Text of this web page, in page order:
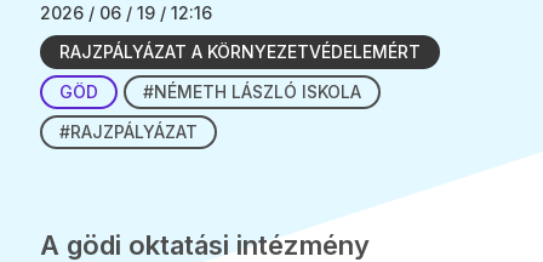
2026 / 06 / 19 / 12:16
RAJZPÁLYÁZAT A KÖRNYEZETVÉDELEMÉRT
GÖD
#NÉMETH LÁSZLÓ ISKOLA
#RAJZPÁLYÁZAT
A gödi oktatási intézmény